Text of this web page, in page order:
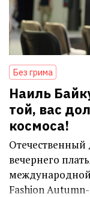
Без грима
Наиль
той, вас
космоса!
вечернего
Fashion